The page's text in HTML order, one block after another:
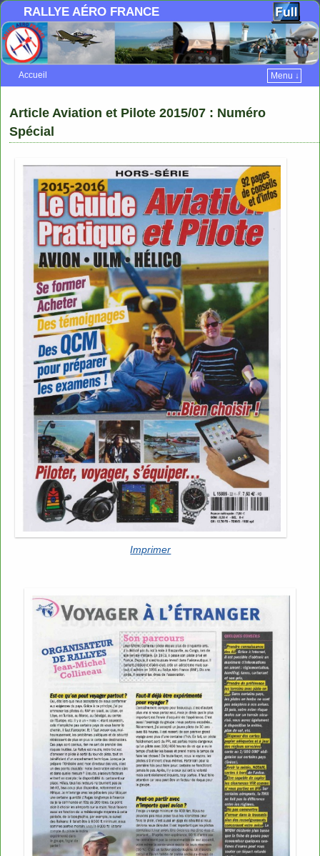
RALLYE AÉRO FRANCE
Accueil
Menu ↓
Article Aviation et Pilote 2015/07 : Numéro
Spécial
Imprimer